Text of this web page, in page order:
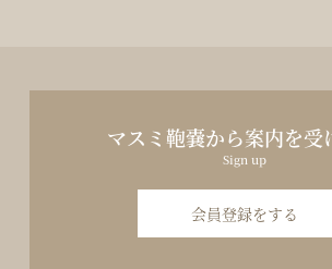
マスミ鞄嚢から案内を受
Sign up
会員登録をする